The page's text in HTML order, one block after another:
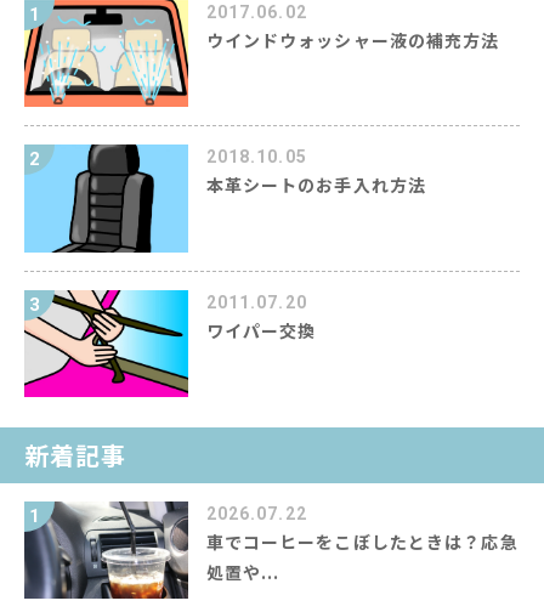
1 2017.06.02
ウインドウォッシャー液の補充方法
2 2018.10.05
本革シートのお手入れ方法
3 2011.07.20
ワイパー交換
新着記事
1 2026.07.22
車でコーヒーをこぼしたときは？応急
処置や...